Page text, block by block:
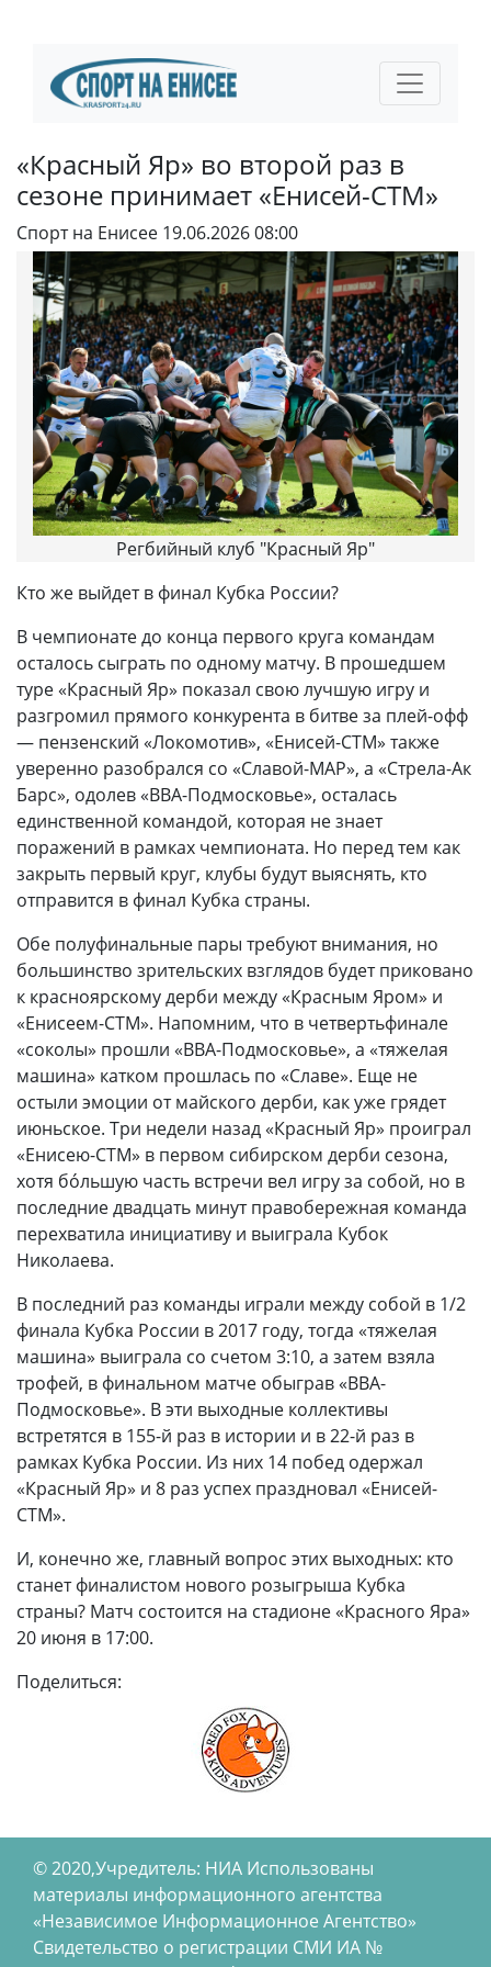
«Красный Яр» во второй раз в
сезоне принимает «Енисей-СТМ»
Спорт на Енисее 19.06.2026 08:00
Регбийный клуб "Красный Яр"
Кто же выйдет в финал Кубка России?
В чемпионате до конца первого круга командам
осталось сыграть по одному матчу. В прошедшем
туре «Красный Яр» показал свою лучшую игру и
разгромил прямого конкурента в битве за плей-офф
— пензенский «Локомотив», «Енисей-СТМ» также
уверенно разобрался со «Славой-МАР», а «Стрела-Ак
Барс», одолев «ВВА-Подмосковье», осталась
единственной командой, которая не знает
поражений в рамках чемпионата. Но перед тем как
закрыть первый круг, клубы будут выяснять, кто
отправится в финал Кубка страны.
Обе полуфинальные пары требуют внимания, но
большинство зрительских взглядов будет приковано
к красноярскому дерби между «Красным Яром» и
«Енисеем-СТМ». Напомним, что в четвертьфинале
«соколы» прошли «ВВА-Подмосковье», а «тяжелая
машина» катком прошлась по «Славе». Еще не
остыли эмоции от майского дерби, как уже грядет
июньское. Три недели назад «Красный Яр» проиграл
«Енисею-СТМ» в первом сибирском дерби сезона,
хотя бóльшую часть встречи вел игру за собой, но в
последние двадцать минут правобережная команда
перехватила инициативу и выиграла Кубок
Николаева.
В последний раз команды играли между собой в 1/2
финала Кубка России в 2017 году, тогда «тяжелая
машина» выиграла со счетом 3:10, а затем взяла
трофей, в финальном матче обыграв «ВВА-
Подмосковье». В эти выходные коллективы
встретятся в 155-й раз в истории и в 22-й раз в
рамках Кубка России. Из них 14 побед одержал
«Красный Яр» и 8 раз успех праздновал «Енисей-
СТМ».
И, конечно же, главный вопрос этих выходных: кто
станет финалистом нового розыгрыша Кубка
страны? Матч состоится на стадионе «Красного Яра»
20 июня в 17:00.
Поделиться:
© 2020,Учредитель: НИА Использованы
материалы информационного агентства
«Независимое Информационное Агентство»
Свидетельство о регистрации СМИ ИА №